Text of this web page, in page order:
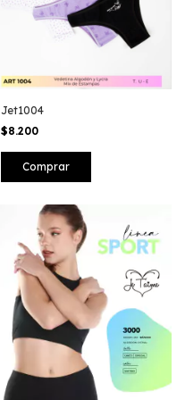
Jet1004
$8.200
Comprar